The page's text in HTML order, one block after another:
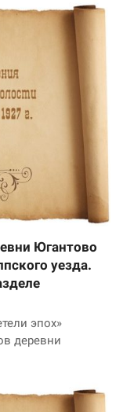
Югантово
уезда.
эпох»
деревни